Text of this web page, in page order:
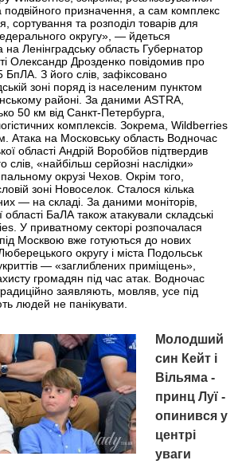
подвійного призначення, а сам комплекс
сортування та розподіл товарів для
округу», — йдеться
на Ленінградську область Губернатор
Олександр Дрозденко повідомив про
З його слів, зафіксовано
зоні поряд із населеним пунктом
районі. За даними ASTRA,
50 км від Санкт-Петербурга,
комплексів. Зокрема, Wildberries
Атака на Московську область Водночас
області Андрій Воробйов підтвердив
слів, «найбільш серйозні наслідки»
окрузі Чехов. Окрім того,
зоні Новоселок. Сталося кілька
— на складі. За даними моніторів,
БаЛА також атакували складські
У приватному секторі розпочалася
Москвою вже готуються до нових
округу і міста Подольськ
— «заглиблених приміщень»,
громадян під час атак. Водночас
заявляють, мовляв, усе під
людей не панікувати.
Молодший
син Кейт і
Вільяма -
принц Луї -
опинився у
центрі
уваги